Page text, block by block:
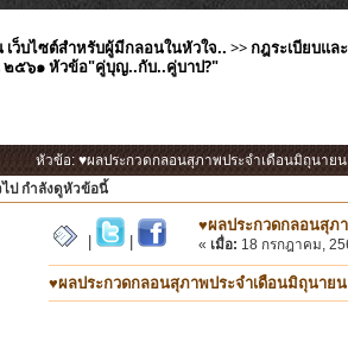
ว็บไซต์สำหรับผู้มีกลอนในหัวใจ.. >>กฎระเบียบแล
๒๕๖๑ หัวข้อ"คู่บุญ..กับ..คู่บาป?"
หัวข้อ: ♥ผลประกวดกลอนสุภาพประจำเดือนมิถุนา
ป กำลังดูหัวข้อนี้
♥ผลประกวดกลอนสุ
« เมื่อ: 18 กรกฎาคม,
♥ผลประกวดกลอนสุภาพประจำเดือนมิถุนา